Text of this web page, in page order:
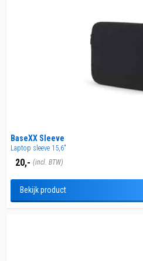
BaseXX Sleeve
Laptop sleeve 15,6"
20,- (incl. BTW)
Bekijk product